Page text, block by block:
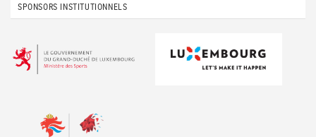
SPONSORS INSTITUTIONNELS